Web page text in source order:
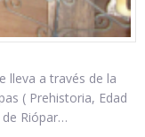
lleva a través de la
( Prehistoria, Edad
Riópar…